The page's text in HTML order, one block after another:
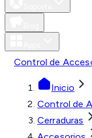
Control de
Inicio
Control de
Cerraduras